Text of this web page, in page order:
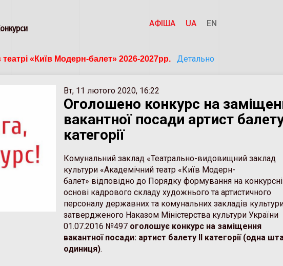
АФІША UA EN
«Київ Модерн-балет» 2026-2027рр. Детально
Вт, 11 лютого 2020, 16:22
Оголошено конкурс на
вакантної посади артист балету
категорії
Комунальний заклад «Театрально-видовищний заклад
культури «Академічний театр «Київ Модерн-
балет» відповідно до Порядку формування на
основі кадрового складу художнього та артистичного
персоналу державних та комунальних закладів
затвердженого Наказом Міністерства культури України
01.07.2016 №497 оголошує конкурс на заміщення
вакантної посади: артист балету ІІ категорії (одна
одиниця).